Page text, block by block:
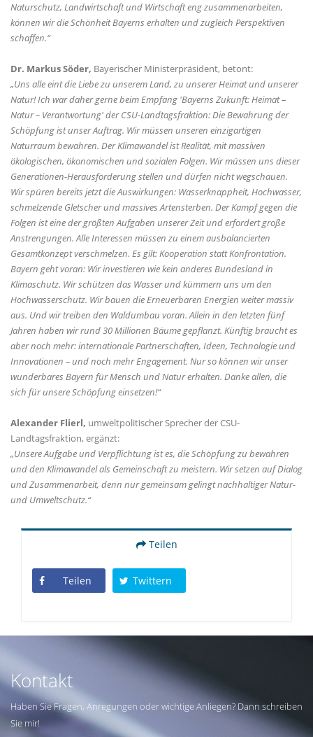
Naturschutz, Landwirtschaft und Wirtschaft eng zusammenarbeiten,
können wir die Schönheit Bayerns erhalten und zugleich Perspektiven
schaffen.“
Dr. Markus Söder, Bayerischer Ministerpräsident, betont:
Uns alle eint die Liebe zu unserem Land, zu unserer Heimat und unserer
Natur! Ich war daher gerne beim Empfang 'Bayerns Zukunft: Heimat –
Natur – Verantwortung' der CSU-Landtagsfraktion: Die Bewahrung der
Schöpfung ist unser Auftrag. Wir müssen unseren einzigartigen
Naturraum bewahren. Der Klimawandel ist Realität, mit massiven
ökologischen, ökonomischen und sozialen Folgen. Wir müssen uns dieser
Generationen-Herausforderung stellen und dürfen nicht wegschauen.
Wir spüren bereits jetzt die Auswirkungen: Wasserknappheit, Hochwasser,
schmelzende Gletscher und massives Artensterben. Der Kampf gegen die
Folgen ist eine der größten Aufgaben unserer Zeit und erfordert große
Anstrengungen. Alle Interessen müssen zu einem ausbalancierten
Gesamtkonzept verschmelzen. Es gilt: Kooperation statt Konfrontation.
Bayern geht voran: Wir investieren wie kein anderes Bundesland in
Klimaschutz. Wir schützen das Wasser und kümmern uns um den
Hochwasserschutz. Wir bauen die Erneuerbaren Energien weiter massiv
aus. Und wir treiben den Waldumbau voran. Allein in den letzten fünf
Jahren haben wir rund 30 Millionen Bäume gepflanzt. Künftig braucht es
aber noch mehr: internationale Partnerschaften, Ideen, Technologie und
Innovationen – und noch mehr Engagement. Nur so können wir unser
wunderbares Bayern für Mensch und Natur erhalten. Danke allen, die
sich für unsere Schöpfung einsetzen!“
Alexander Flierl, umweltpolitischer Sprecher der CSU-
Landtagsfraktion, ergänzt:
Unsere Aufgabe und Verpflichtung ist es, die Schöpfung zu bewahren
und den Klimawandel als Gemeinschaft zu meistern. Wir setzen auf Dialog
und Zusammenarbeit, denn nur gemeinsam gelingt nachhaltiger Natur-
und Umweltschutz.“
Teilen
Teilen Twittern
Kontakt
Haben Sie Fragen, Anregungen oder wichtige Anliegen? Dann schreiben
Sie mir!